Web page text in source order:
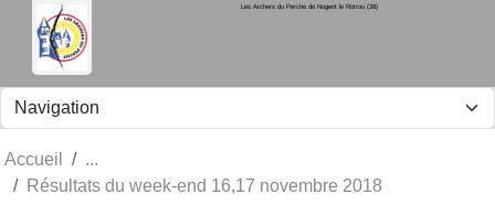
Les Archers du Perche de Nogent le Rotrou (28)
Accueil
Résultats du week-end 16,17 novembre 2018
Panneau de gestion des cookies